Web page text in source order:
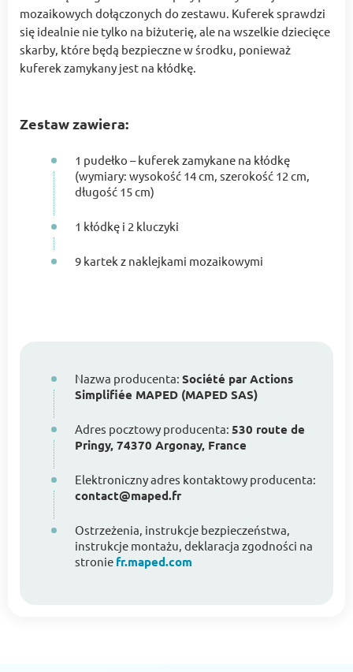
mozaikowych dołączonych do zestawu. Kuferek sprawdzi
się idealnie nie tylko na biżuterię, ale na wszelkie dziecięce
skarby, które będą bezpieczne w środku, ponieważ
kuferek zamykany jest na kłódkę.
Zestaw zawiera:
1 pudełko – kuferek zamykane na kłódkę
(wymiary: wysokość 14 cm, szerokość 12 cm,
długość 15 cm)
1 kłódkę i 2 kluczyki
9 kartek z naklejkami mozaikowymi
Nazwa producenta: Société par Actions
Simplifiée MAPED (MAPED SAS)
Adres pocztowy producenta: 530 route de
Pringy, 74370 Argonay, France
Elektroniczny adres kontaktowy producenta:
contact@maped.fr
Ostrzeżenia, instrukcje bezpieczeństwa,
instrukcje montażu, deklaracja zgodności na
stronie fr.maped.com